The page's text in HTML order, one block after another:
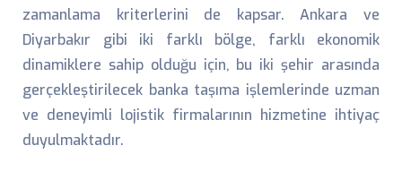
zamanlama kriterlerini de kapsar. Ankara ve
Diyarbakır gibi iki farklı bölge, farklı ekonomik
dinamiklere sahip olduğu için, bu iki şehir arasında
gerçekleştirilecek banka taşıma işlemlerinde uzman
ve deneyimli lojistik firmalarının hizmetine ihtiyaç
duyulmaktadır.